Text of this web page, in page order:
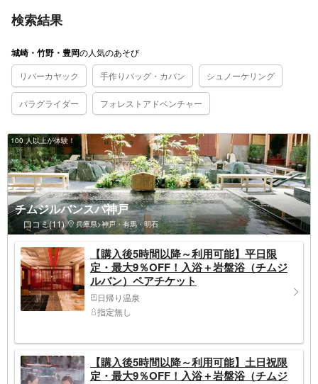
検索結果
城崎・竹野・豊岡の人気のあそび
リバーカヤック
手作りバッグ・カバン シュノーケリング
パラグライダー フォレストアドベンチャー
100 人以上が体験！
チムジルバンスパ神戸
口コミ(11) 兵庫県>神戸・有馬・明石
【購入後5時間以降～利用可能】平日限
定・最大9％OFF！入浴＋岩盤浴（チムジ
ルバン）ペアチケット
日帰り温泉
指定無し
【購入後5時間以降～利用可能】土日祝限
定・最大9％OFF！入浴＋岩盤浴（チムジ